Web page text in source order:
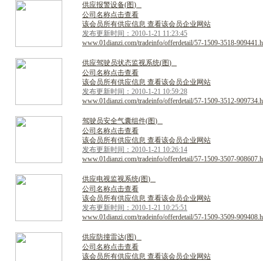
供应报警设备(图)
公司名称点击查看
该会员所有供应信息 查看该会员企业网站
发布更新时间：2010-1-21 11:23:45
www.01dianzi.com/tradeinfo/offerdetail/57-1509-3518-
供应驾驶 员状态监视系统(图)
公司名称点击查看
该会员所有供应信息 查看该会员企业网站
发布更新时间：2010-1-21 10:59:28
www.01dianzi.com/tradeinfo/offerdetail/57-1509-3512-
驾驶 员安全气囊组件(图)
公司名称点击查看
该会员所有供应信息 查看该会员企业网站
发布更新时间：2010-1-21 10:26:14
www.01dianzi.com/tradeinfo/offerdetail/57-1509-3507-
供应电视监视系统(图)
公司名称点击查看
该会员所有供应信息 查看该会员企业网站
发布更新时间：2010-1-21 10:25:51
www.01dianzi.com/tradeinfo/offerdetail/57-1509-3509-
供应防撞雷达(图)
公司名称点击查看
该会员所有供应信息 查看该会员企业网站